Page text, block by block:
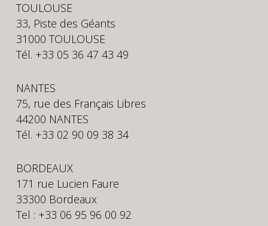
TOULOUSE
33, Piste des Géants
31000 TOULOUSE
Tél. +33 05 36 47 43 49
NANTES
75, rue des Français Libres
44200 NANTES
Tél. +33 02 90 09 38 34
BORDEAUX
171 rue Lucien Faure
33300 Bordeaux
Tel : +33 06 95 96 00 92